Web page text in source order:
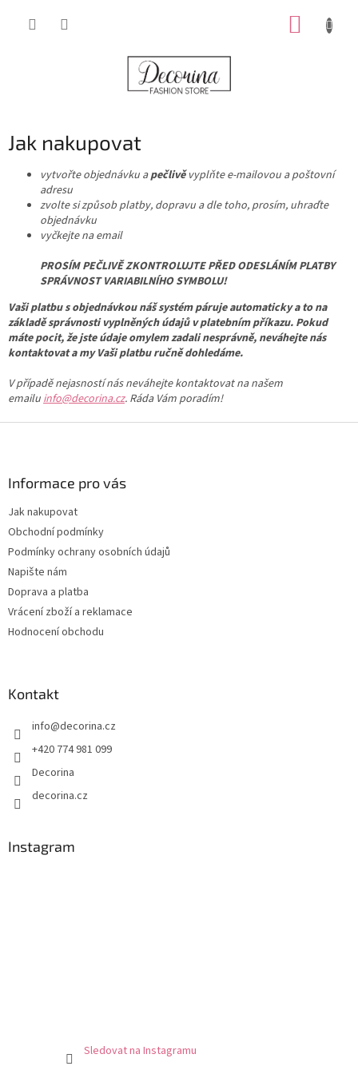
Jak nakupovat
vytvořte objednávku apečlivěvyplňte e-mailovou a poštovní
adresu
zvolte si způsob platby, dopravu a dle toho, prosím, uhraďte
objednávku
vyčkejte na email
PROSÍM PEČLIVĚ ZKONTROLUJTE PŘED ODESLÁNÍM PLATBY
SPRÁVNOST VARIABILNÍHO SYMBOLU!
Vaši platbu s objednávkou náš systém páruje automaticky a to na
základě správnosti vyplněných údajů v platebním příkazu. Pokud
máte pocit, že jste údaje omylem zadali nesprávně, neváhejte nás
kontaktovata my Vaši platbu ručně dohledáme.
V případě nejasností nás neváhejte kontaktovat na našem
emailu info@decorina.cz. Ráda Vám poradím!
Informace pro vás
Jak nakupovat
Obchodní podmínky
Podmínky ochrany osobních údajů
Napište nám
Doprava a platba
Vrácení zboží a reklamace
Hodnocení obchodu
Kontakt
info@decorina.cz
+420 774 981 099
Decorina
decorina.cz
Instagram
Sledovat na Instagramu